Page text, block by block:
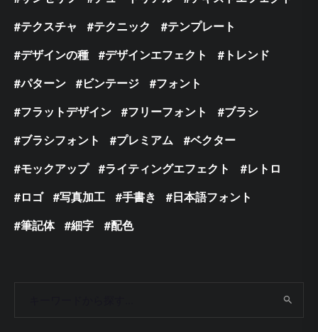
テクスチャ
テクニック
テンプレート
デザインの種
デザインエフェクト
トレンド
パターン
ビンテージ
フォント
フラットデザイン
フリーフォント
ブラシ
ブラシフォント
プレミアム
ベクター
モックアップ
ライティングエフェクト
レトロ
ロゴ
写真加工 手書き
日本語フォント
筆記体
細字 配色